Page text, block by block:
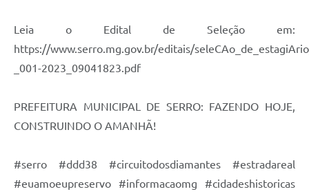
Links
Audiências Públicas
Galeria de Fotos
Galeria de Vídeos
Diário Oficial
Leia o Edital de Seleção em:
https://www.serro.mg.gov.br/editais/
_001-2023_09041823.pdf
PREFEITURA MUNICIPAL DE SERRO: FAZENDO HOJE,
CONSTRUINDO O AMANHÃ!
#serro #ddd38 #circuitodosdiamantes #estradareal
#euamoeupreservo #informacaomg #cidadeshistoricas